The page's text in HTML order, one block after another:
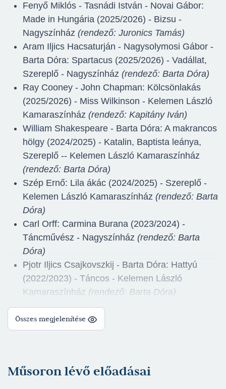
Fenyő Miklós - Tasnádi István - Novai Gábor:
Made in Hungária (2025/2026) - Bizsu -
Nagyszínház (rendező: Juronics Tamás)
Aram Iljics Hacsaturján - Nagysolymosi Gábor -
Barta Dóra: Spartacus (2025/2026) - Vadállat,
Szereplő - Nagyszínház (rendező: Barta Dóra)
Ray Cooney - John Chapman: Kölcsönlakás
(2025/2026) - Miss Wilkinson - Kelemen László
Kamaraszínház (rendező: Kapitány Iván)
William Shakespeare - Barta Dóra: A makrancos
hölgy (2024/2025) - Katalin, Baptista leánya,
Szereplő -- Kelemen László Kamaraszínház
(rendező: Barta Dóra)
Szép Ernő: Lila ákác (2024/2025) - Szereplő -
Kelemen László Kamaraszínház (rendező: Barta
Dóra)
Carl Orff: Carmina Burana (2023/2024) -
Táncművész - Nagyszínház (rendező: Barta
Dóra)
Pjotr Iljics Csajkovszkij - Barta Dóra: Hattyú
(2022/2023) - Táncos - Kelemen László
Kamaraszínház (rendező: Barta Dóra)
Erkel Ferenc - Barta Dóra: Bánk bán
(2021/2022) - Izidóra - Nagyszínház
Barta Dóra)
William Shakespeare: Szentivánéji álom
Összes megjelenítése
Műsoron lévő előadásai